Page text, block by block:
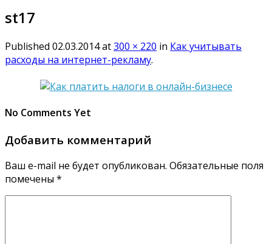
st17
Published 02.03.2014at300 × 220 in Как учитывать
расходы на интернет-рекламу.
No Comments Yet
Добавить комментарий
Ваш e-mail не будет опубликован. Обязательные поля
помечены *